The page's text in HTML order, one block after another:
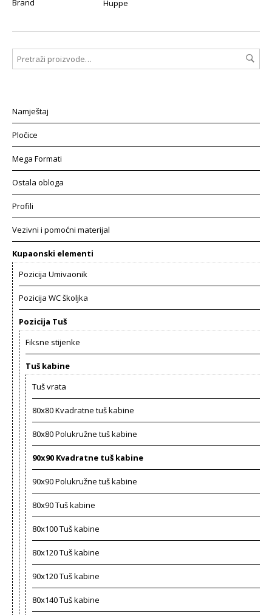
Brand Huppe
Namještaj
Pločice
Mega Formati
Ostala obloga
Profili
Vezivni i pomoćni materijal
Kupaonski elementi
Pozicija Umivaonik
Pozicija WC školjka
Pozicija Tuš
Fiksne stijenke
Tuš kabine
Tuš vrata
80x80 Kvadratne tuš kabine
80x80 Polukružne tuš kabine
90x90 Kvadratne tuš kabine
90x90 Polukružne tuš kabine
80x90 Tuš kabine
80x100 Tuš kabine
80x120 Tuš kabine
90x120 Tuš kabine
80x140 Tuš kabine